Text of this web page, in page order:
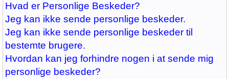
Hvad er Personlige Beskeder?
Jeg kan ikke sende personlige beskeder.
Jeg kan ikke sende personlige beskeder til
bestemte brugere.
Hvordan kan jeg forhindre nogen i at sende mig
personlige beskeder?